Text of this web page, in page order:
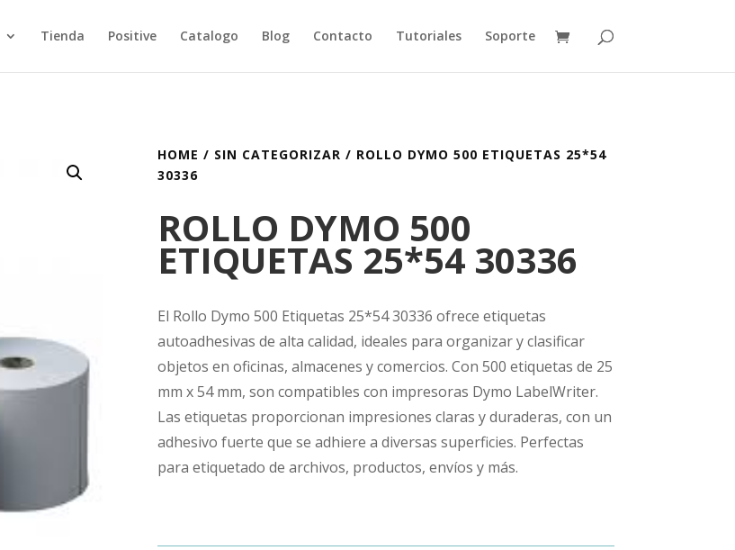
Tienda Positive Catalogo Blog Contacto Tutoriales Soporte
HOME / SIN CATEGORIZAR / ROLLO DYMO 500 ETIQUETAS 25*54
30336
ROLLO DYMO 500
ETIQUETAS 25*54 30336
El Rollo Dymo 500 Etiquetas 25*54 30336 ofrece etiquetas
autoadhesivas de alta calidad, ideales para organizar y clasificar
objetos en oficinas, almacenes y comercios. Con 500 etiquetas de 25
mm x 54 mm, son compatibles con impresoras Dymo LabelWriter.
Las etiquetas proporcionan impresiones claras y duraderas, con un
adhesivo fuerte que se adhiere a diversas superficies. Perfectas
para etiquetado de archivos, productos, envíos y más.